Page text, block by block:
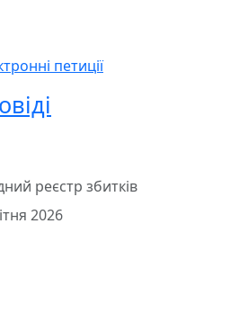
петиції
реєстр збитків
2026